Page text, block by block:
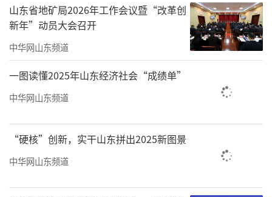
理时间30%。
打造全周期服务体系，精准对接需求。根
据企业不同发展阶段提供差异化、精准化服
务：初创期企业重点提供市场数据查询、跨境
电商入驻指导及外贸基础知识培训，帮助企业
谈”组合及阿里巴巴国际站“数字营销”服
务，助力企业线上线下同步拓客；配套提供贸
山东省地矿局2026年工作会议暨“改革创
新年”动员大会召开
中华网山东频道
一图读懂2025年山东经济社会“成绩单”
中华网山东频道
“硬核”创新，实干山东拼出2025新图景
中华网山东频道